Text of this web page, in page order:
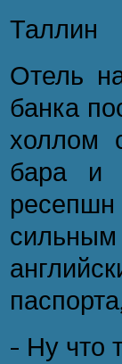
Таллин
Отель
банка
холлом
бара и
- Ну что